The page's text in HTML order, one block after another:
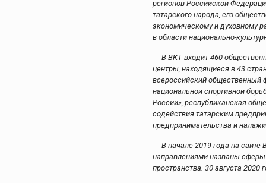
регионов Российской
татарского народа, его
экономическому и духовному
в области национально-
В ВКТ входит 460
центры, находящиеся в 43
всероссийский общественный
национальной спортивной
России», республиканская
содействия татарским
предпринимательства и
В начале 2019 года на сайте
направлениями названы сферы
пространства. 30 августа